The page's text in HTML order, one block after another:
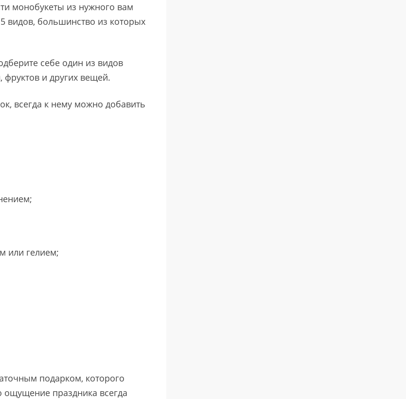
монобукеты из нужного вам
видов, большинство из которых
себе один из видов
фруктов и других вещей.
всегда к нему можно добавить
или гелием;
подарком, которого
ощущение праздника всегда